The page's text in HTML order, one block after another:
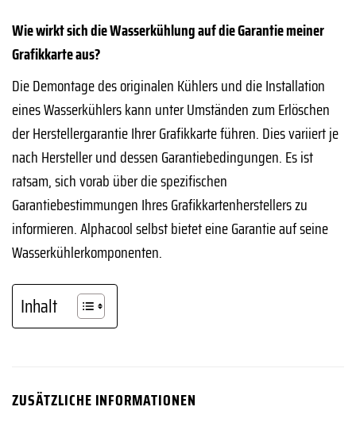
Wie wirkt sich die Wasserkühlung auf die Garantie meiner
Grafikkarte aus?
Die Demontage des originalen Kühlers und die Installation
eines Wasserkühlers kann unter Umständen zum Erlöschen
der Herstellergarantie Ihrer Grafikkarte führen. Dies variiert je
nach Hersteller und dessen Garantiebedingungen. Es ist
ratsam, sich vorab über die spezifischen
Garantiebestimmungen Ihres Grafikkartenherstellers zu
informieren. Alphacool selbst bietet eine Garantie auf seine
Wasserkühlerkomponenten.
Inhalt
ZUSÄTZLICHE INFORMATIONEN